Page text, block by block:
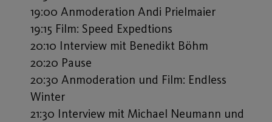
19:00 Anmoderation Andi Prielmaier
19:15 Film: Speed Expedtions
20:10 Interview mit Benedikt Böhm
20:20 Pause
20:30 Anmoderation und Film: Endless
Winter
21:30 Interview mit Michael Neumann und